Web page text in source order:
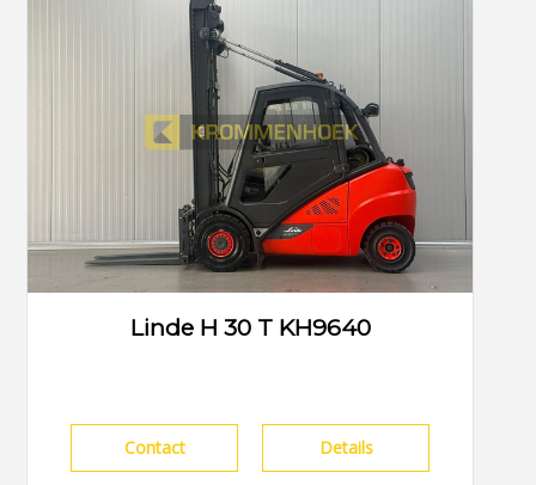
Linde H 30 T KH9640
Contact Details